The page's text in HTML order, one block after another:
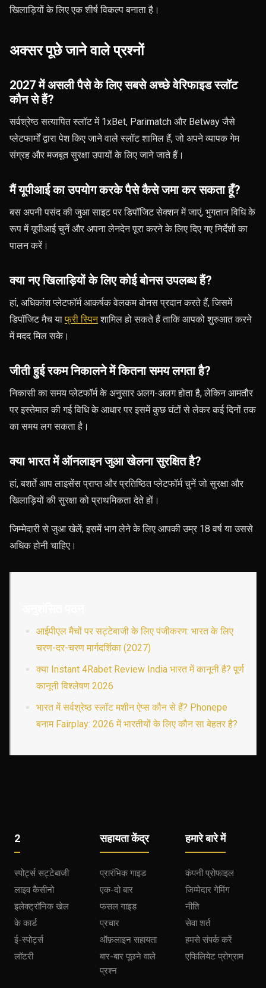
खिलाड़ियों के लिए एक शीर्ष विकल्प बनाता है।
अक्सर पूछे जाने वाले प्रश्नों
2027 में असली पैसे के लिए सबसे अच्छे वेरिफाइड स्लॉट
कौन से हैं?
सर्वश्रेष्ठ सत्यापित स्लॉट में 1xBet, Parimatch और Betway जैसे
प्लेटफार्मों द्वारा पेश किए जाने वाले स्लॉट शामिल हैं, जो अपने व्यापक गेम
संग्रह और मजबूत सुरक्षा उपायों के लिए जाने जाते हैं।
मैं यूपीआई का उपयोग करके पैसे कैसे जमा कर सकता हूँ?
बस अपनी पसंद की जुआ साइट पर डिपॉजिट सेक्शन में जाएं, भुगतान विधि के
रूप में यूपीआई चुनें और अपना लेनदेन पूरा करने के लिए दिए गए निर्देशों का
पालन करें।
क्या नए खिलाड़ियों के लिए कोई बोनस उपलब्ध हैं?
हां, अधिकांश प्लेटफॉर्म आकर्षक वेलकम बोनस प्रदान करते हैं, जिसमें
डिपॉजिट मैच याफ्री स्पिनशामिल हो सकते हैं ताकि आपको शुरुआत करने
में मदद मिल सके।
जीती हुई रकम निकालने में कितना समय लगता है?
निकासी का समय प्लेटफॉर्म के अनुसार अलग-अलग होता है, लेकिन आमतौर
पर इस्तेमाल की गई विधि के आधार पर इसमें कुछ घंटों से लेकर कई दिनों तक
का समय लग सकता है।
क्या भारत में ऑनलाइन जुआ खेलना सुरक्षित है?
हां, बशर्ते आप लाइसेंस प्राप्त और प्रतिष्ठित प्लेटफॉर्म चुनें जो सुरक्षा और
खिलाड़ियों की सुरक्षा को प्राथमिकता देते हों।
जिम्मेदारी से जुआ खेलें; इसमें भाग लेने के लिए आपकी उम्र 18 वर्ष या उससे
अधिक होनी चाहिए।
आईपीएल मैचों पर सट्टेबाजी के लिए पंजीकरण: भारत के लिए
चरण-दर-चरण मार्गदर्शिका (2027)
क्या Instant 4Rabet Review India भारत में कानूनी है? पूर्ण
कानूनी विश्लेषण 2026
भारत में सर्वश्रेष्ठ स्लॉट मशीन ऐप्स कौन से हैं? Phonepe
बनाम Fairplay: 2026 में भारतीयों के लिए कौन सा बेहतर है?
2
स्पोर्ट्स सट्टेबाजी
लाइव कैसीनो
इलेक्ट्रॉनिक खेल
के कार्ड
ई-स्पोर्ट्स
लॉटरी
सहायता केंद्र
प्रारंभिक गाइड
एक-दो बार
फसल गाइड
प्रचार
ऑफ़लाइन सहायता
बार-बार पूछने वाले
प्रश्न
हमारे बारे में
कंपनी प्रोफाइल
जिम्मेदार गेमिंग
नीति
सेवा शर्त
हमसे संपर्क करें
एफिलियेट प्रोग्राम